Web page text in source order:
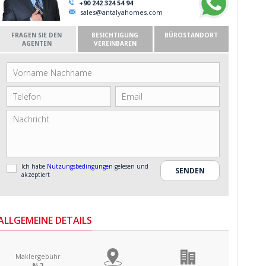
+90 242 324 54 94
sales@antalyahomes.com
FRAGEN SIE DEN
AGENTEN
BESICHTIGUNG
VEREINBAREN
BÜROSTANDORT
Ich habe Nutzungsbedingungen gelesen und
akzeptiert
DETAILS
Maklergebühr